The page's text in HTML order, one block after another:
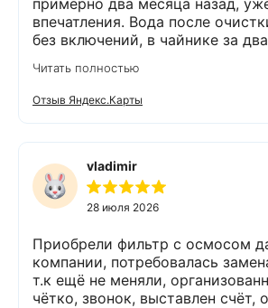
впечатления. Вода после очистки без запаха,
без включений, в чайнике за
работает. Оборудование,
размеры, поставили компактно,
было. Спасибо Экодару за
Читать полностью
Отзыв Яндекс.Карты
vladimir
28 июля 2026
Приобрели фильтр с осмосом
компании, потребовалась
т.к ещё не меняли,
чётко, звонок, выставлен счёт,